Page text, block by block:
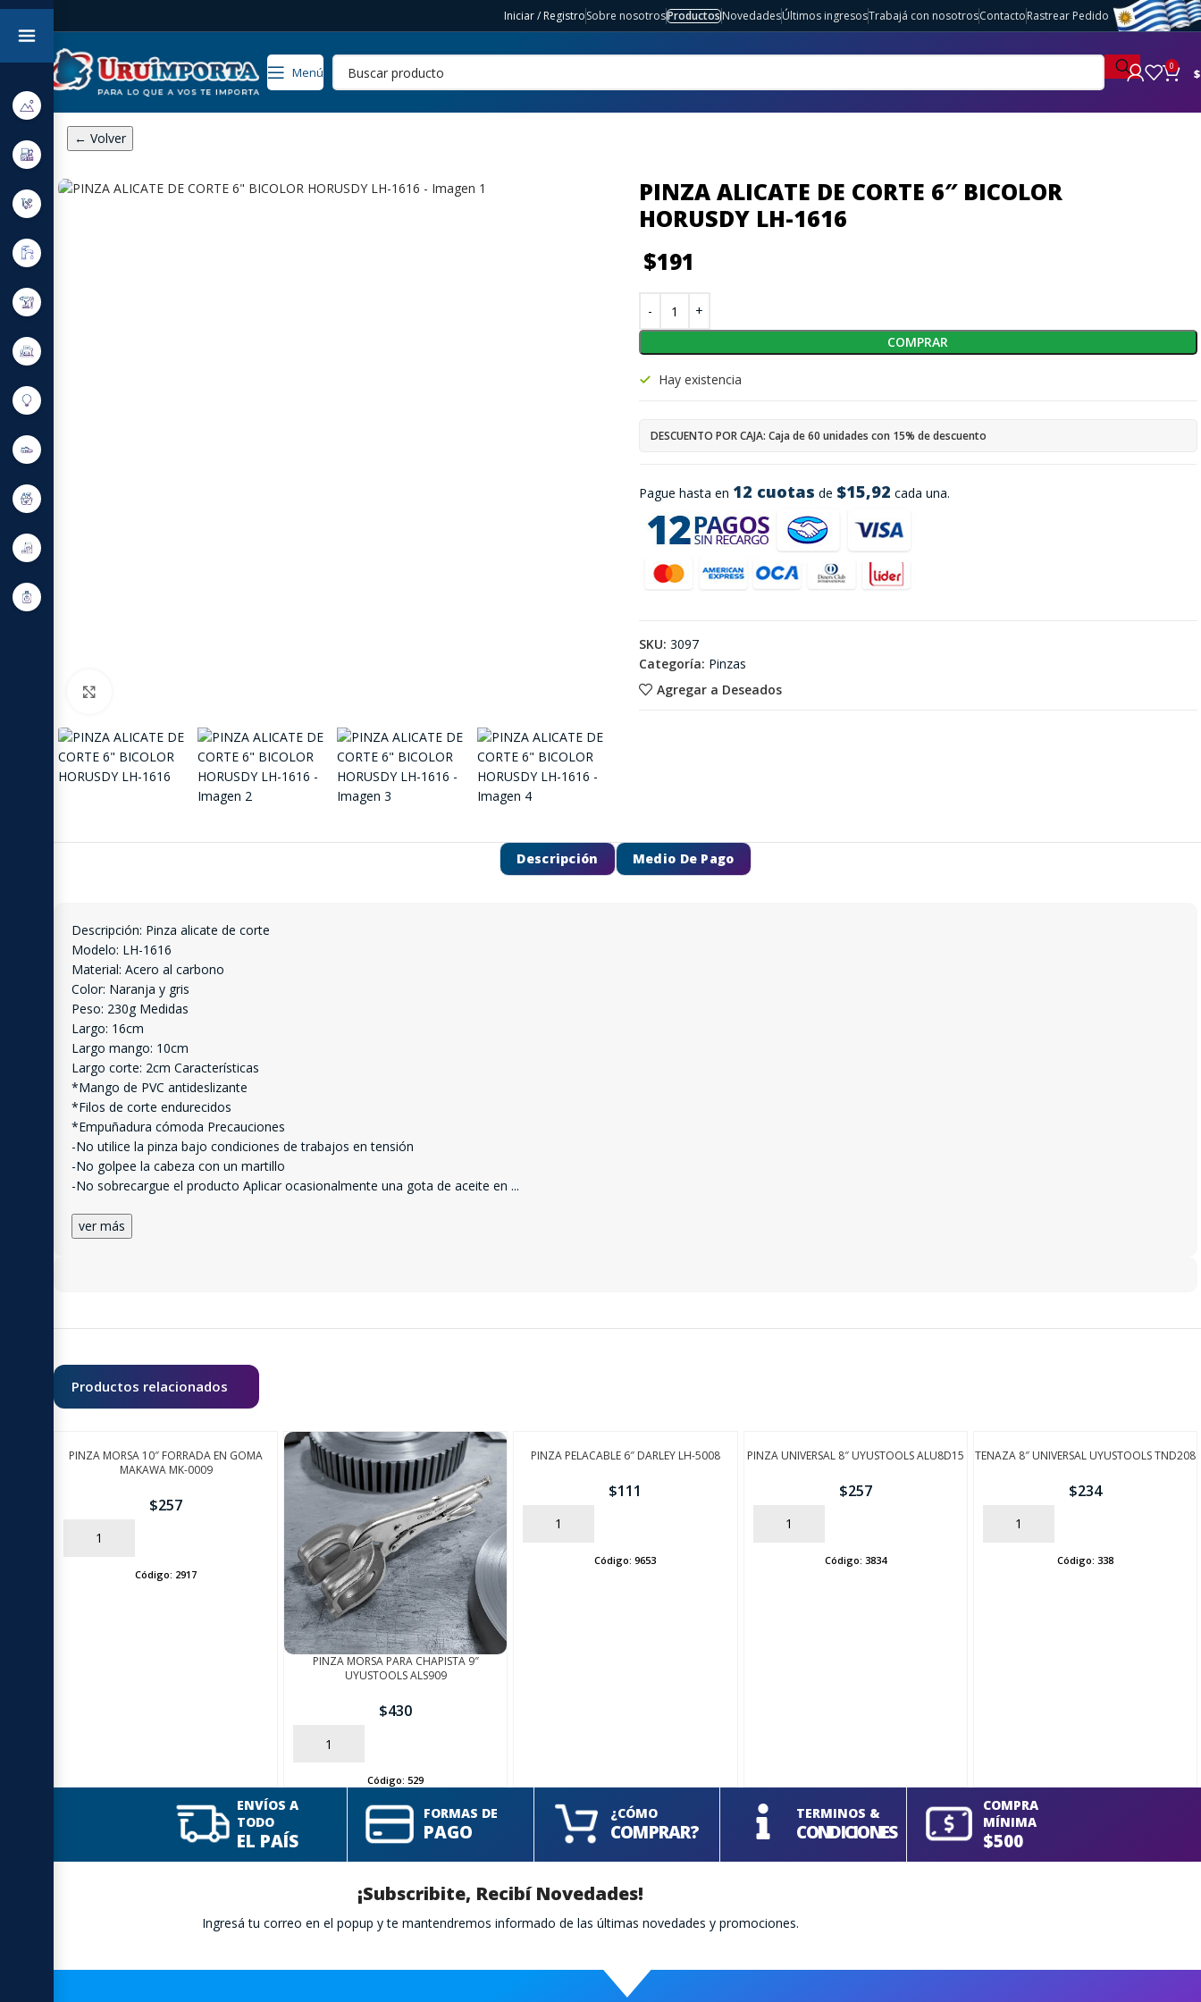
Iniciar / RegistroSobre nosotrosProductosNovedadesÚltimos ingresosTrabajá con nosotrosContactoRastrear Pedido
Menú 0 $
← Volver
PINZA ALICATE DE CORTE 6″ BICOLOR
HORUSDY LH-1616
$191
Pague hasta en 12 cuotas de $15,92 cada una.
Hay existencia
DESCUENTO POR CAJA: Caja de 60 unidades con 15% de descuento
COMPRAR
Agregar a Deseados
SKU: 3097
Categoría: Pinzas
Descripción Medio De Pago
Descripción: Pinza alicate de corte
Modelo: LH-1616
Material: Acero al carbono
Color: Naranja y gris
Peso: 230g Medidas
Largo: 16cm
Largo mango: 10cm
Largo corte: 2cm Características
*Mango de PVC antideslizante
*Filos de corte endurecidos
*Empuñadura cómoda Precauciones
-No utilice la pinza bajo condiciones de trabajos en tensión
-No golpee la cabeza con un martillo
-No sobrecargue el producto Aplicar ocasionalmente una gota de aceite en ...
ver más
Productos relacionados
PINZA MORSA 10″ FORRADA EN GOMA
MAKAWA MK-0009
$257
AÑADIR
Código: 2917
PINZA MORSA PARA CHAPISTA 9″
UYUSTOOLS ALS909
$430
AÑADIR
Código:529
PINZA PELACABLE 6″ DARLEY LH-5008
$111
AÑADIR
Código:9653
PINZA UNIVERSAL 8″ UYUSTOOLS ALU8D15
$257
AÑADIR
Código: 3834
TENAZA 8″ UNIVERSAL UYUSTOOLS TND208
$234
AÑADIR
Código: 338
ENVÍOS A
TODO
EL PAÍS
FORMAS DE
PAGO
¿CÓMO
COMPRAR?
TERMINOS &
CONDICIONES
COMPRA
MÍNIMA
$500
¡Subscribite, Recibí Novedades!
Ingresá tu correo en el popup y te mantendremos informado de las últimas novedades y promociones.